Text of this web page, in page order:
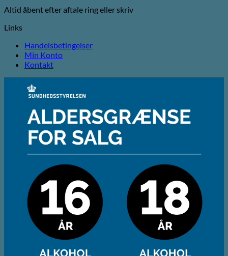
Altid åbent efter aftale ring eller skriv
Links
Handelsbetingelser
Min Konto
Kontakt